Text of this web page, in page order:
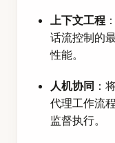
上下文工程
话流控制的
性能。
人机协同 ：
代理工作流
监督执行。